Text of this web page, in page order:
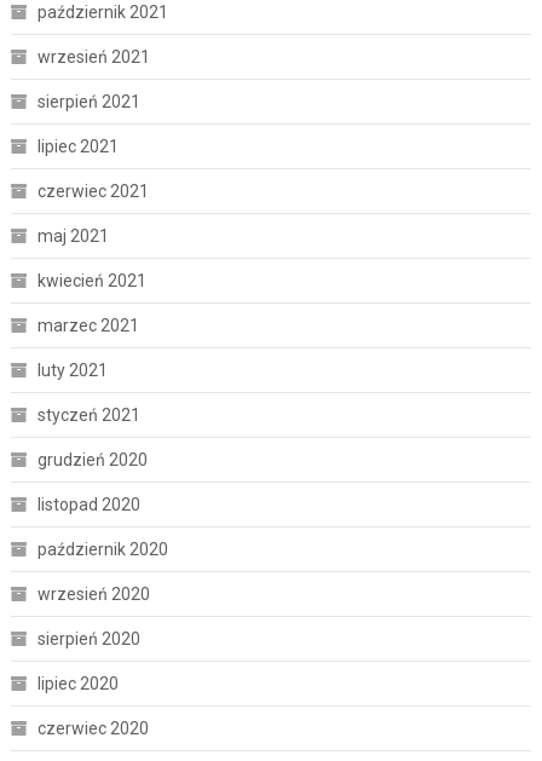
październik 2021
wrzesień 2021
sierpień 2021
lipiec 2021
czerwiec 2021
maj 2021
kwiecień 2021
marzec 2021
luty 2021
styczeń 2021
grudzień 2020
listopad 2020
październik 2020
wrzesień 2020
sierpień 2020
lipiec 2020
czerwiec 2020